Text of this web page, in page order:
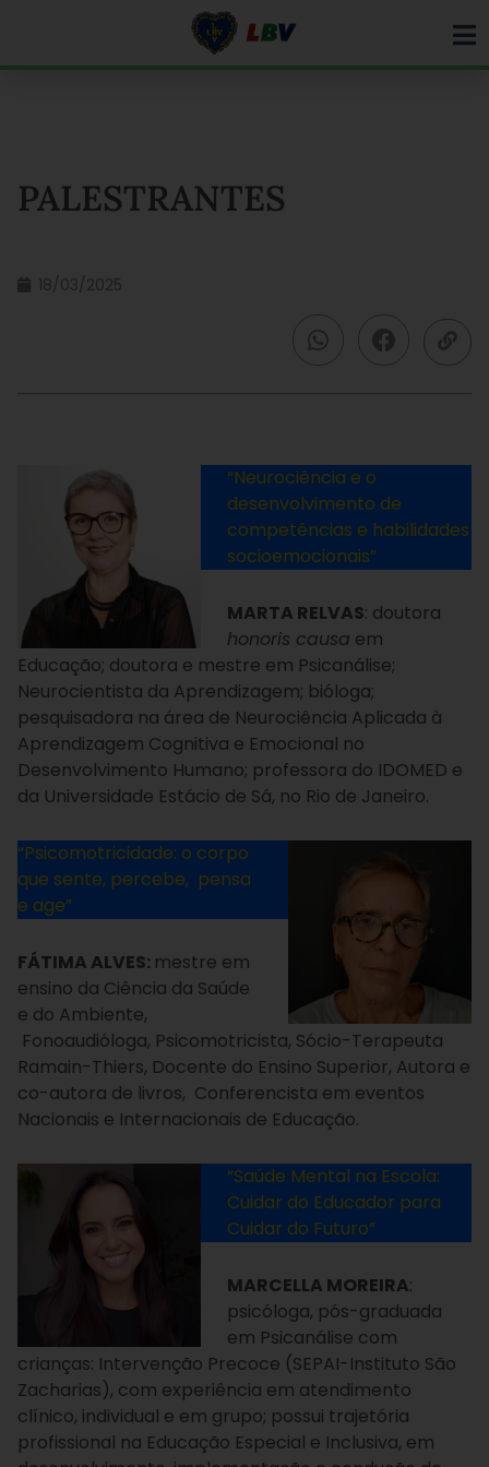
PALESTRANTES
18/03/2025
“Neurociência e o
desenvolvimento de
competências e habilidades
socioemocionais”
MARTA RELVAS: doutora
honoris causa em
Educação; doutora e mestre em Psicanálise;
Neurocientista da Aprendizagem; bióloga;
pesquisadora na área de Neurociência Aplicada à
Aprendizagem Cognitiva e Emocional no
Desenvolvimento Humano; professora do IDOMED e
da Universidade Estácio de Sá, no Rio de Janeiro.
“Psicomotricidade: o corpo
que sente, percebe, pensa
e age”
FÁTIMA ALVES: mestre em
ensino da Ciência da Saúde
e do Ambiente,
Fonoaudióloga, Psicomotricista, Sócio-Terapeuta
Ramain-Thiers, Docente do Ensino Superior, Autora e
co-autora de livros, Conferencista em eventos
Nacionais e Internacionais de Educação.
“Saúde Mental na Escola:
Cuidar do Educador para
Cuidar do Futuro”
MARCELLA MOREIRA:
psicóloga, pós-graduada
em Psicanálise com
crianças: Intervenção Precoce (SEPAI-Instituto São
Zacharias), com experiência em atendimento
clínico, individual e em grupo; possui trajetória
profissional na Educação Especial e Inclusiva, em